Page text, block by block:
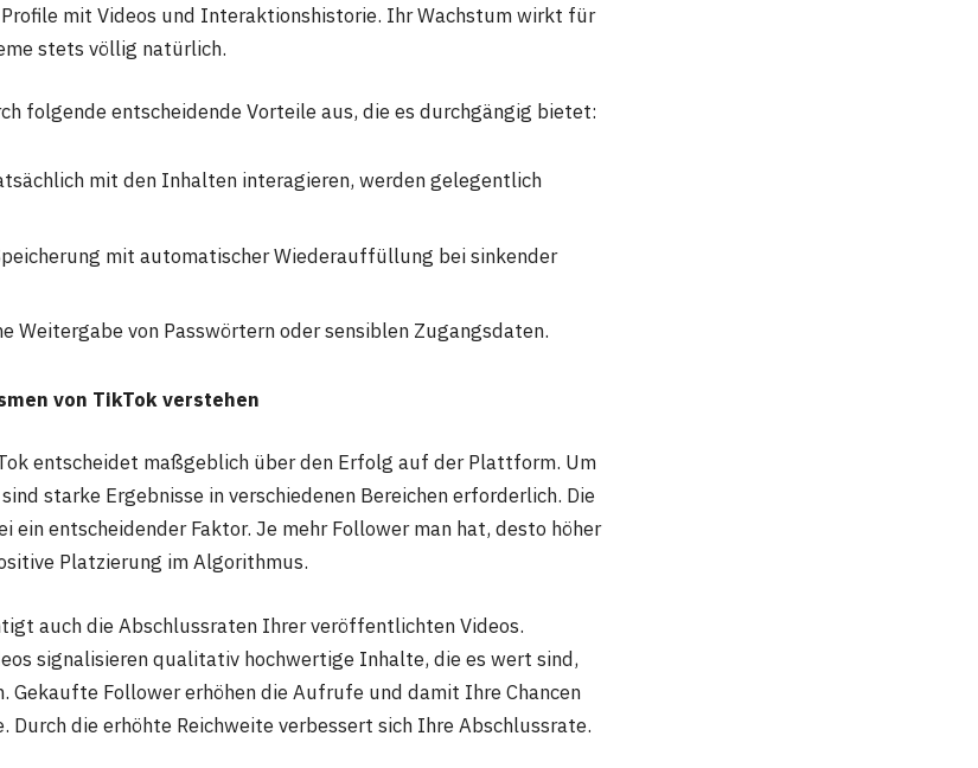
mit Videos und Interaktionshistorie. Ihr Wachstum wirkt für
stets völlig natürlich.
folgende entscheidende Vorteile aus, die es durchgängig bietet:
mit den Inhalten interagieren, werden gelegentlich
mit automatischer Wiederauffüllung bei sinkender
Weitergabe von Passwörtern oder sensiblen Zugangsdaten.
von TikTok verstehen
entscheidet maßgeblich über den Erfolg auf der Plattform. Um
starke Ergebnisse in verschiedenen Bereichen erforderlich. Die
ein entscheidender Faktor. Je mehr Follower man hat, desto höher
Platzierung im Algorithmus.
auch die Abschlussraten Ihrer veröffentlichten Videos.
signalisieren qualitativ hochwertige Inhalte, die es wert sind,
Gekaufte Follower erhöhen die Aufrufe und damit Ihre Chancen
Durch die erhöhte Reichweite verbessert sich Ihre Abschlussrate.